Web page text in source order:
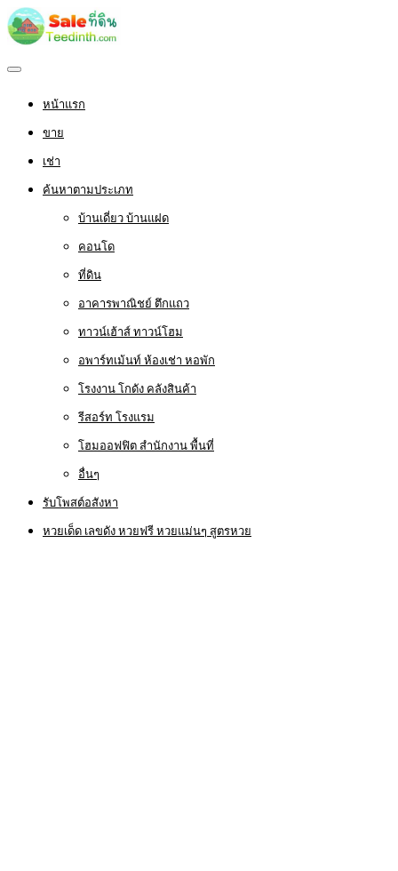
หน้าแรก
ขาย
เช่า
ค้นหาตามประเภท
บ้านเดี่ยว บ้านแฝด
คอนโด
ที่ดิน
อาคารพาณิชย์ ตึกแถว
ทาวน์เฮ้าส์ ทาวน์โฮม
อพาร์ทเม้นท์ ห้องเช่า หอพัก
โรงงาน โกดัง คลังสินค้า
รีสอร์ท โรงแรม
โฮมออฟฟิต สำนักงาน พื้นที่
อื่นๆ
รับโพสต์อสังหา
หวยเด็ด เลขดัง หวยฟรี หวยแม่นๆ สูตรหวย